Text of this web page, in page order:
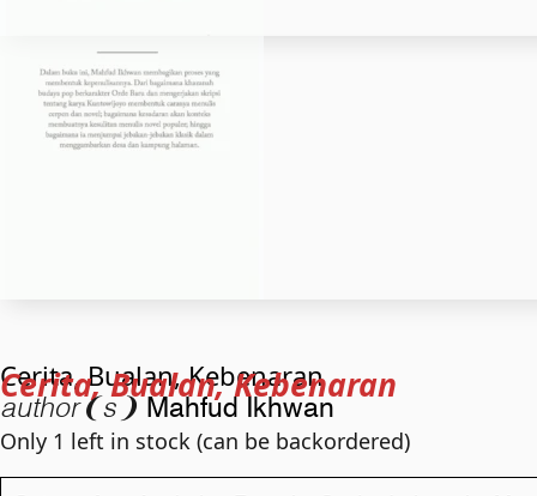
Cerita, Bualan, Kebenaran
Cerita, Bualan, Kebenaran
author❨s❩ Mahfud Ikhwan
Only 1 left in stock (can be backordered)